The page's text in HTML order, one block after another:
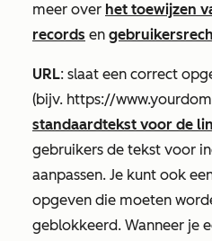
meer over het toewijzen
records en
URL: slaat een correct
(bijv. https://
standaardtekst voor de
gebruikers de tekst voor
aanpassen. Je kunt ook
opgeven die moeten
geblokkeerd. Wanneer je